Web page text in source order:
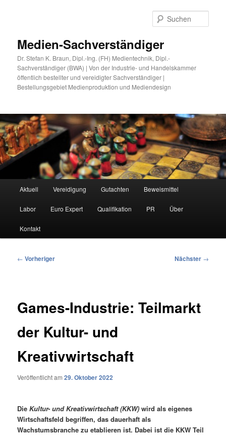
Medien-Sachverständiger
Dr. Stefan K. Braun, Dipl.-Ing. (FH) Medientechnik, Dipl.-
Sachverständiger (BWA) | Von der Industrie- und Handelskammer
öffentlich bestellter und vereidigter Sachverständiger |
Bestellungsgebiet Medienproduktion und Mediendesign
Aktuell Vereidigung Gutachten Beweismittel
Labor Euro Expert Qualifikation PR Über
Kontakt
Beitragsnavigation
← Vorheriger Nächster →
Games-Industrie: Teilmarkt
der Kultur- und
Kreativwirtschaft
Veröffentlicht am29. Oktober 2022
DieKultur- und Kreativwirtschaft (KKW) wird als eigenes
Wirtschaftsfeld begriffen, das dauerhaft als
Wachstumsbranche zu etablieren ist. Dabei ist die KKW Teil